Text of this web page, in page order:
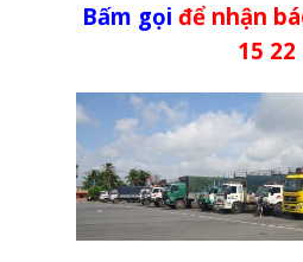
Bấm gọi để nhận
15 22